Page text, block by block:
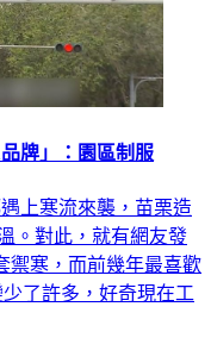
牌」：園區制服
上寒流來襲，苗栗造
。對此，就有網友發
禦寒，而前幾年最喜歡
了許多，好奇現在工